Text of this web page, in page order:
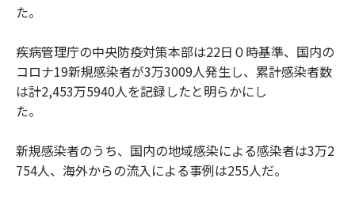
た。
疾病管理庁の中央防疫対策本部は22日０時基準、国内の
コロナ19新規感染者が3万3009人発生し、累計感染者数
は計2,453万5940人を記録したと明らかにし
た。
新規感染者のうち、国内の地域感染による感染者は3万2
754人、海外からの流入による事例は255人だ。